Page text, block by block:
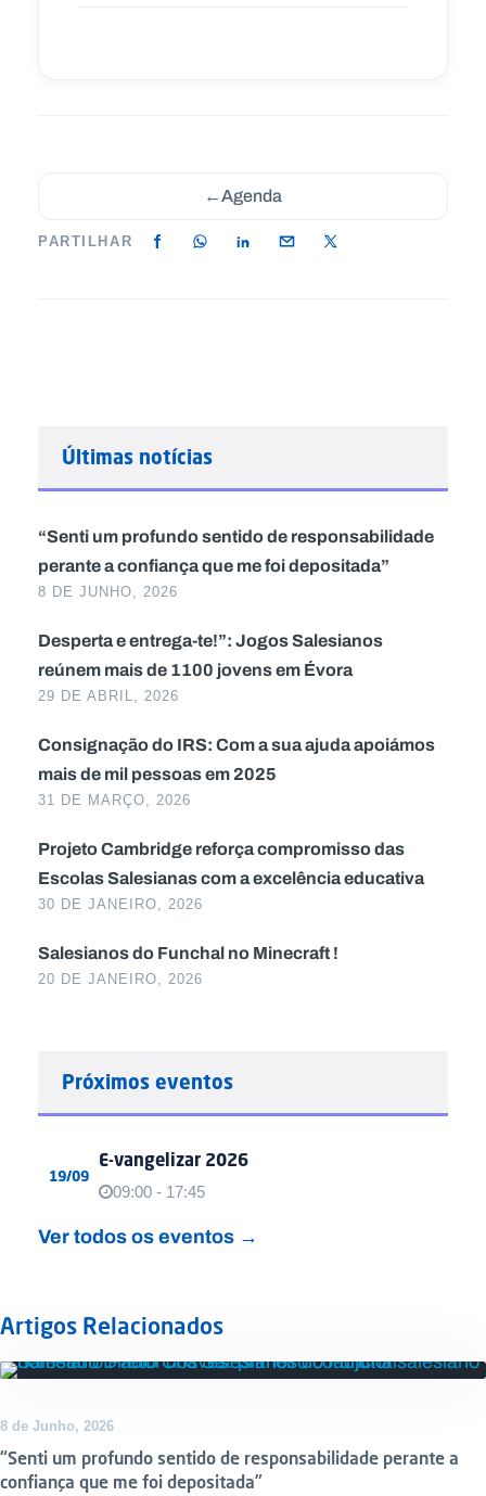
←Agenda
PARTILHAR
Últimas notícias
“Senti um profundo sentido de responsabilidade
perante a confiança que me foi depositada”
8 DE JUNHO, 2026
Desperta e entrega-te!”: Jogos Salesianos
reúnem mais de 1100 jovens em Évora
29 DE ABRIL, 2026
Consignação do IRS: Com a sua ajuda apoiámos
mais de mil pessoas em 2025
31 DE MARÇO, 2026
Projeto Cambridge reforça compromisso das
Escolas Salesianas com a excelência educativa
30 DE JANEIRO, 2026
Salesianos do Funchal no Minecraft !
20 DE JANEIRO, 2026
Próximos eventos
19/09
E-vangelizar 2026
09:00 - 17:45
Ver todos os eventos →
Artigos Relacionados
8 de Junho, 2026
“Senti um profundo sentido de responsabilidade perante a
confiança que me foi depositada”